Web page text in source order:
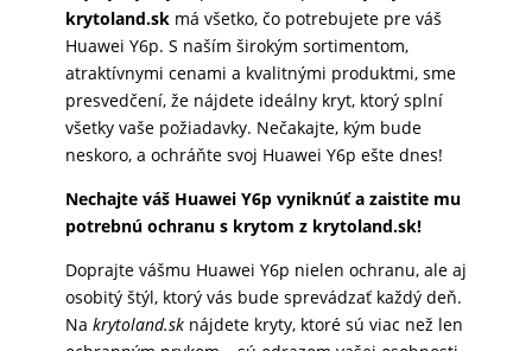
krytoland.skmá všetko, čo potrebujete pre váš
Huawei Y6p. S naším širokým sortimentom,
atraktívnymi cenami a kvalitnými produktmi, sme
presvedčení, že nájdete ideálny kryt, ktorý splní
všetky vaše požiadavky. Nečakajte, kým bude
neskoro, a ochráňte svoj Huawei Y6p ešte dnes!
Nechajte váš Huawei Y6p vyniknúť a zaistite mu
potrebnú ochranu s krytom z krytoland.sk!
Doprajte vášmu Huawei Y6p nielen ochranu, ale aj
osobitý štýl, ktorý vás bude sprevádzať každý deň.
Na krytoland.sknájdete kryty, ktoré sú viac než len